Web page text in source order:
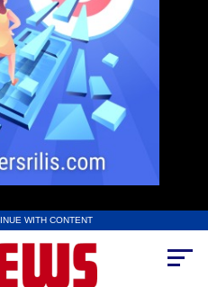
WITH CONTENT